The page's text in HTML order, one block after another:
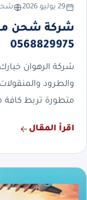
29 يوليو 2026
شركة شحن من
0568829975
شركة الرهوان
والطرود
متطورة تربط كافة
اقرأ المقال